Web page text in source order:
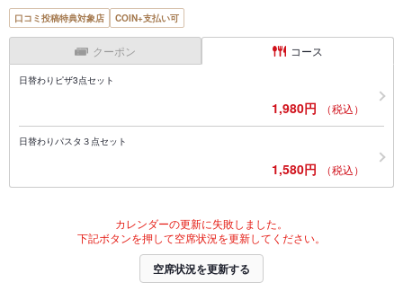
口コミ投稿特典対象店 COIN+支払い可
クーポン コース
日替わりピザ3点セット
1,980円 （税込）
日替わりパスタ３点セット
1,580円 （税込）
カレンダーの更新に失敗しました。
下記ボタンを押して空席状況を更新してください。
空席状況を更新する